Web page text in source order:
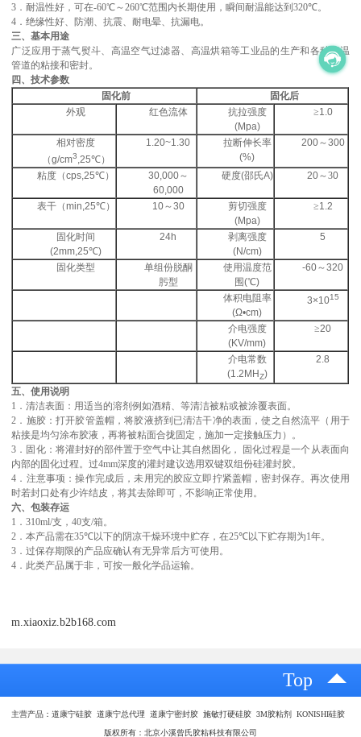
3 ．耐温性好，可在-60℃～260℃范围内长期使用，瞬间耐温能达到320℃。
4 ．绝缘性好、防潮、抗震、耐电晕、抗漏电。
三、基本用途
广泛应用于蒸气熨斗、高温空气过滤器、高温烘箱等工业品的生产和各种高温
管道的粘接和密封。
四、技术参数
固化前
固化后
外观
红色流体
抗拉强度
(Mpa)
≥1. 0
相对密度
（g/cm3 ,25℃）
1.20~1.30
拉断伸长率
(%)
200～300
粘度（cps,25℃） 30, 000～
60, 000
硬度(邵氏A) 20～30
表干（min,25℃） 1 0～30
剪切强度
(Mpa)
≥1. 2
固化时间
(2mm ,25℃)
24h
剥离强度
(N/cm)
5
固化类型
单组份脱酮
肟型
使用温度范
围(℃)
-60～320
体积电阻率
(Ω•cm)
3×1015
介电强度
(KV/mm)
≥20
介电常数
(1.2MHZ)
2.8
五、使用说明
1 ．清洁表面：用适当的溶剂例如酒精、等清洁被粘或被涂覆表面。
2 ． 施胶：打开胶管盖帽，将胶液挤到已清洁干净的表面，使之自然流平 （用于
粘接是均匀涂布胶液 ，再将被粘面合拢固定 ，施加一定接触压力 ）
。
3 ． 固化：将灌封好的部件置于空气中让其自然固化，
固化过程是一个从表面向
内部的固化过程。过4mm深度的灌封建议选用双键双组份硅灌封胶。
4 ． 注意事项：操作完成后，未用完的胶应立即拧紧盖帽，密封保存。再次使用
时若封口处有少许结皮，将其去除即可，不影响正常使用。
六、包装存运
1 ．310ml/支，40支/箱。
2 ．本产品需在35℃以下的阴凉干燥环境中贮存，在25℃以下贮存期为1年。
3 ．过保存期限的产品应确认有无异常后方可使用。
4 ．此类产品属于非，可按一般化学品运输。
m.xiaoxiz.b2b168.com
Top
主营产品：道康宁硅胶 道康宁总代理 道康宁密封胶 施敏打硬硅胶 3M胶粘剂 KONISHI硅胶
版权所有：北京小溪曾氏胶粘科技有限公司